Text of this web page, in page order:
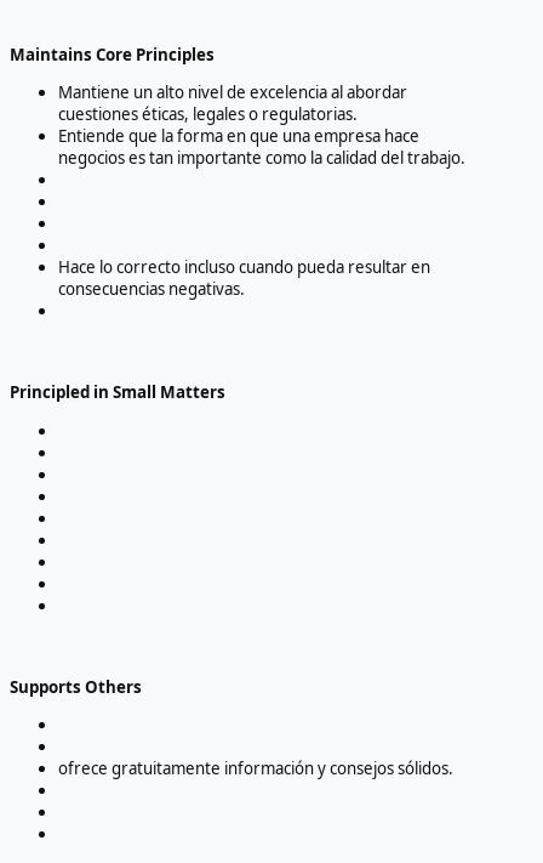
Maintains Core Principles
Mantiene un alto nivel de excelencia al abordar
cuestiones éticas, legales o regulatorias.
Entiende que la forma en que una empresa hace
negocios es tan importante como la calidad del trabajo.
Hace lo correcto incluso cuando pueda resultar en
consecuencias negativas.
Principled in Small Matters
Supports Others
ofrece gratuitamente información y consejos sólidos.